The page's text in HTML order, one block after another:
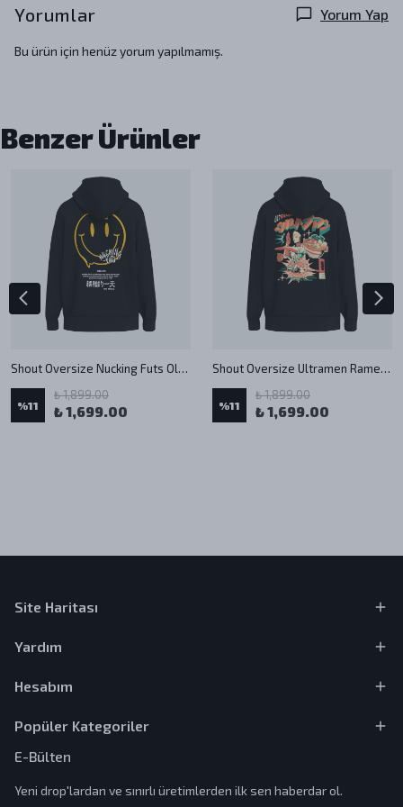
Yorumlar Yorum Yap
Bu ürün için henüz yorum yapılmamış.
Benzer Ürünler
Shout Oversize Nucking Futs Oldschool Unisex Hoodie
%11
₺ 1,899.00
₺ 1,699.00
Shout Oversize Ultramen Ramen Rush Unisex Hoodie
%11
₺ 1,899.00
₺ 1,699.00
Site Haritası
Yardım
Hesabım
Popüler Kategoriler
E-Bülten
Yeni drop'lardan ve sınırlı üretimlerden ilk sen haberdar ol.